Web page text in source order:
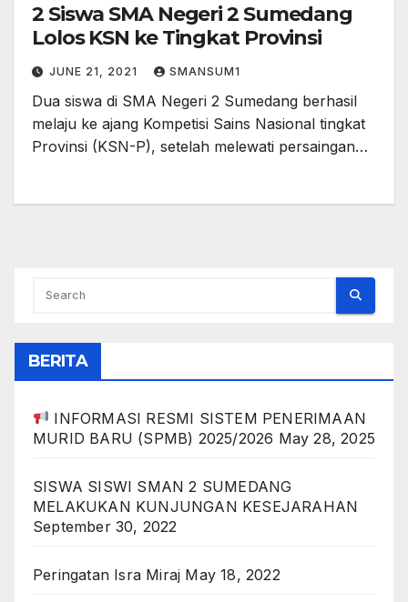
2 Siswa SMA Negeri 2 Sumedang
Lolos KSN ke Tingkat Provinsi
JUNE 21, 2021 SMANSUM1
Dua siswa di SMA Negeri 2 Sumedang berhasil
melaju ke ajang Kompetisi Sains Nasional tingkat
Provinsi (KSN-P), setelah melewati persaingan…
BERITA
INFORMASI RESMI SISTEM PENERIMAAN
MURID BARU (SPMB) 2025/2026 May 28, 2025
SISWA SISWI SMAN 2 SUMEDANG
MELAKUKAN KUNJUNGAN KESEJARAHAN
September 30, 2022
Peringatan Isra Miraj May 18, 2022